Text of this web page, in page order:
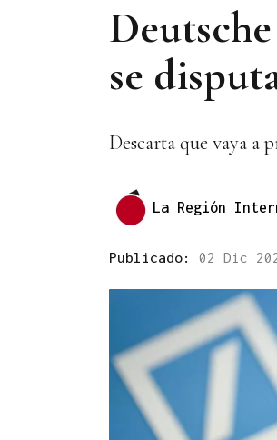
se
Descarta que vaya a
La Región
Publicado: 02 Dic